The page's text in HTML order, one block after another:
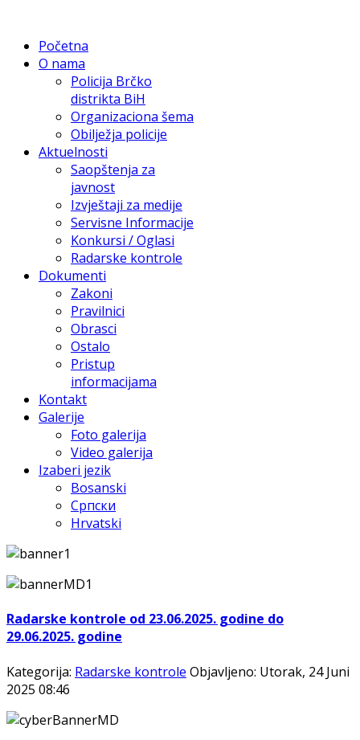
Početna
O nama
Policija Brčko
distrikta BiH
Organizaciona šema
Obilježja policije
Aktuelnosti
Saopštenja za
javnost
Izvještaji za medije
Servisne Informacije
Konkursi / Oglasi
Radarske kontrole
Dokumenti
Zakoni
Pravilnici
Obrasci
Ostalo
Pristup
informacijama
Kontakt
Galerije
Foto galerija
Video galerija
Izaberi jezik
Bosanski
Српски
Hrvatski
Radarske kontrole od 23.06.2025. godine do
29.06.2025. godine
Kategorija: Radarske kontrole Objavljeno: Utorak, 24 Juni
2025 08:46